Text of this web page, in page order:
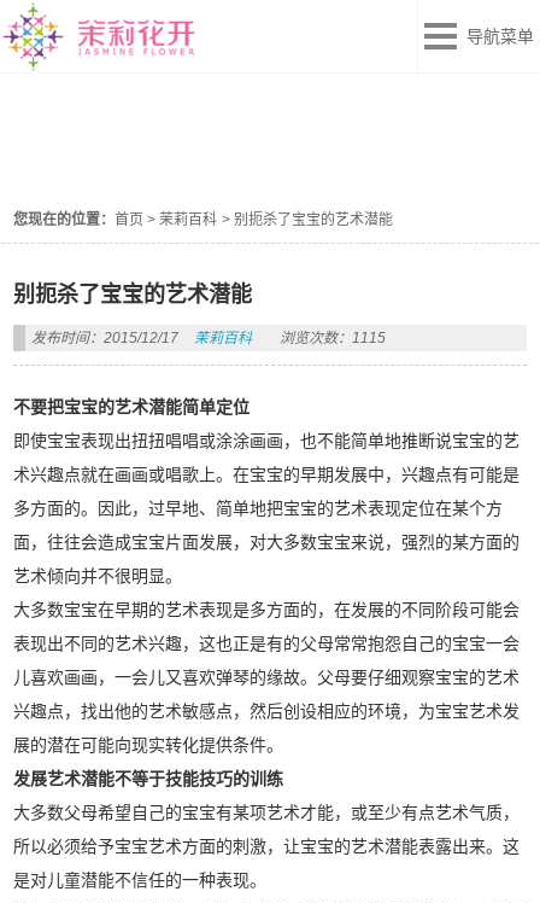
导航菜单
您现在的位置：首页 >茉莉百科 >别扼杀了宝宝的艺术潜能
别扼杀了宝宝的艺术潜能
发布时间：2015/12/17 茉莉百科 浏览次数：1115
不要把宝宝的艺术潜能简单定位
即使宝宝表现出扭扭唱唱或涂涂画画，也不能简单地推断说宝宝的艺
术兴趣点就在画画或唱歌上。在宝宝的早期发展中，兴趣点有可能是
多方面的。因此，过早地、简单地把宝宝的艺术表现定位在某个方
面，往往会造成宝宝片面发展，对大多数宝宝来说，强烈的某方面的
艺术倾向并不很明显。
大多数宝宝在早期的艺术表现是多方面的，在发展的不同阶段可能会
表现出不同的艺术兴趣，这也正是有的父母常常抱怨自己的宝宝一会
儿喜欢画画，一会儿又喜欢弹琴的缘故。父母要仔细观察宝宝的艺术
兴趣点，找出他的艺术敏感点，然后创设相应的环境，为宝宝艺术发
展的潜在可能向现实转化提供条件。
发展艺术潜能不等于技能技巧的训练
大多数父母希望自己的宝宝有某项艺术才能，或至少有点艺术气质，
所以必须给予宝宝艺术方面的刺激，让宝宝的艺术潜能表露出来。这
是对儿童潜能不信任的一种表现。